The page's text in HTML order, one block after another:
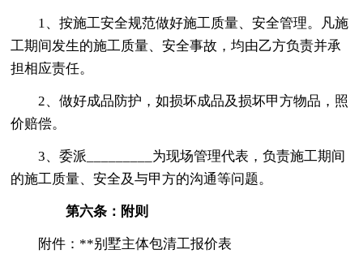
1、按施工安全规范做好施工质量、安全管理。凡施
工期间发生的施工质量、安全事故，均由乙方负责并承
担相应责任。
2、做好成品防护，如损坏成品及损坏甲方物品，照
价赔偿。
3、委派_________为现场管理代表，负责施工期间
的施工质量、安全及与甲方的沟通等问题。
第六条：附则
附件：**别墅主体包清工报价表